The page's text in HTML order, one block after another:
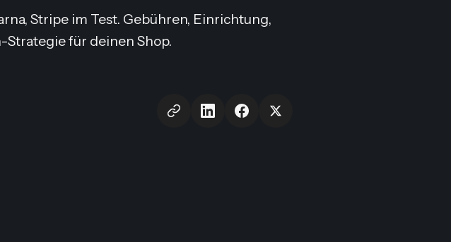
Stripe im Test. Gebühren, Einrichtung,
für deinen Shop.